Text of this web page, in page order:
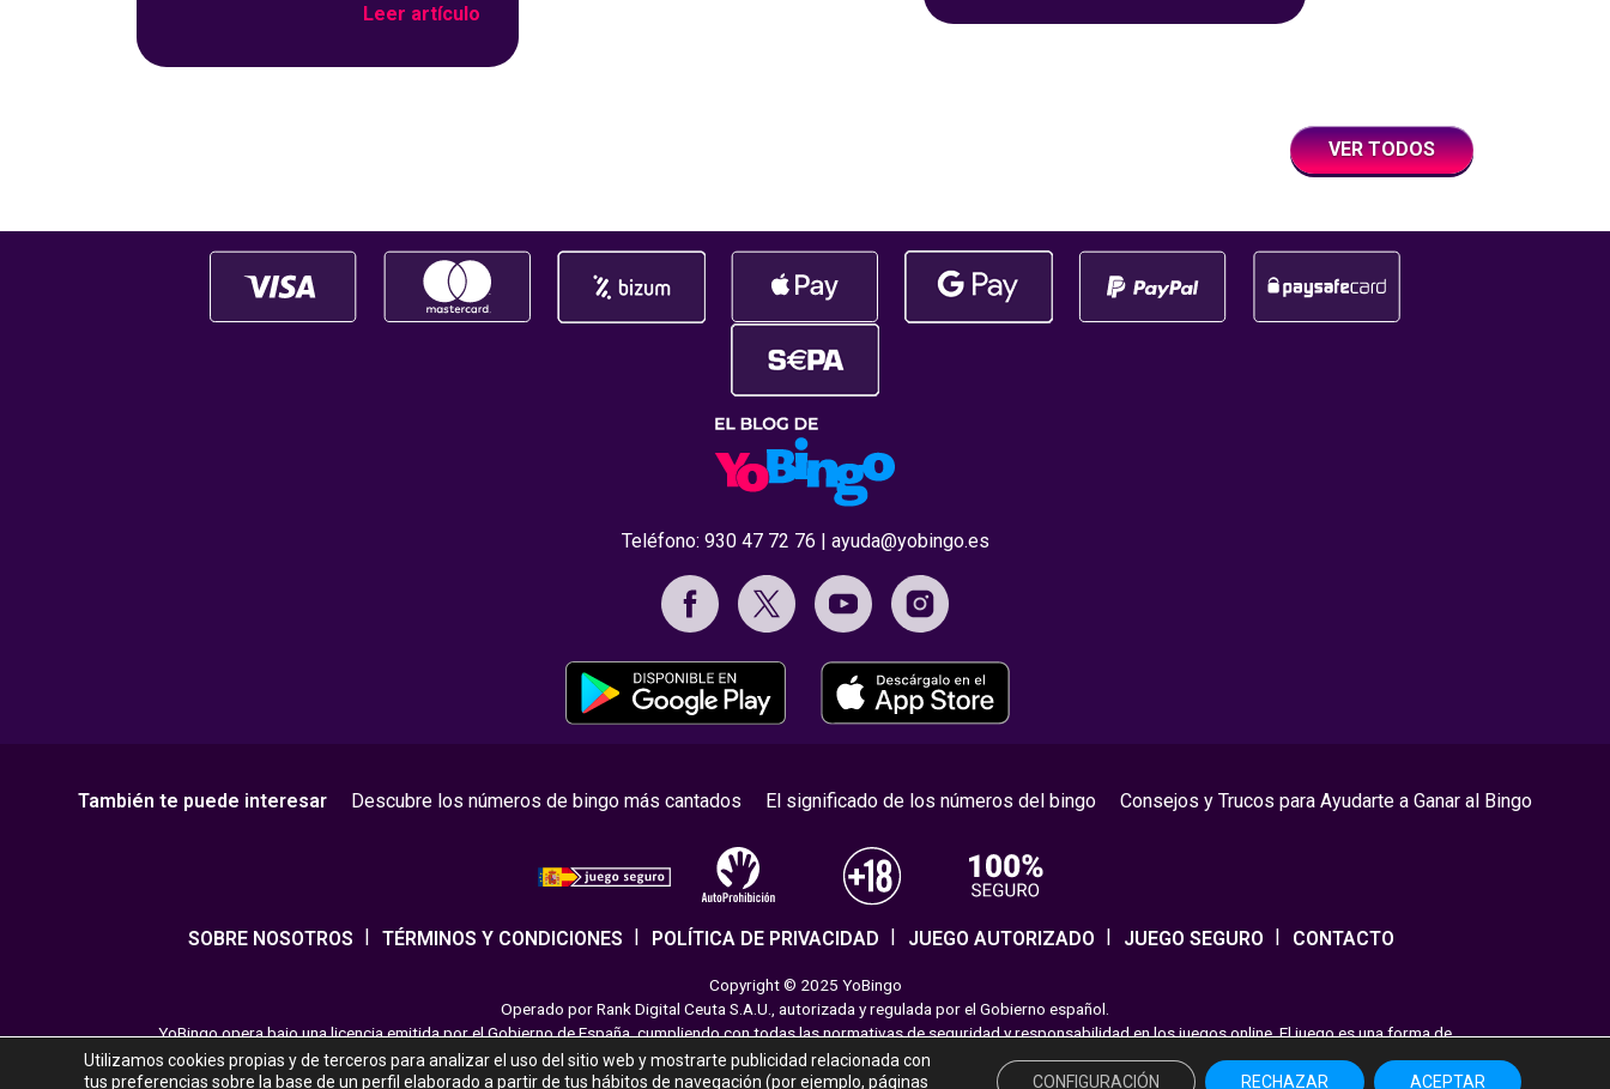
las opciones que más éxito tiene en
Leer artículo
VER TODOS
Teléfono: 930 47 72 76 | ayuda@yobingo.es
También te puede interesar Descubre los números de bingo más cantados El significado de los números del bingo Consejos y Trucos para Ayudarte a Ganar al Bingo
SOBRE NOSOTROS TÉRMINOS Y CONDICIONES POLÍTICA DE PRIVACIDAD JUEGO AUTORIZADO JUEGO SEGURO CONTACTO
Copyright © 2025 YoBingo
Operado por Rank Digital Ceuta S.A.U., autorizada y regulada por el Gobierno español.
YoBingo opera bajo una licencia emitida por el Gobierno de España, cumpliendo con todas las normativas de seguridad y responsabilidad en los juegos online. El juego es una forma de
entretenimiento cuya finalidad es ofrecer diversión y emoción a los jugadores en nuestra página web. Juega con moderación siguiendo las pautas recomendadas para el juego responsable.
Utilizamos cookies propias y de terceros para analizar el uso del sitio web y mostrarte publicidad relacionada con
tus preferencias sobre la base de un perfil elaborado a partir de tus hábitos de navegación (por ejemplo, páginas
ACEPTAR
RECHAZAR
CONFIGURACIÓN